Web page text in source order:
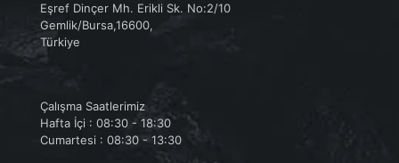
Eşref Dinçer Mh. Erikli Sk. No:2/10
Gemlik/Bursa,16600,
Türkiye
Çalışma Saatlerimiz
Hafta İçi : 08:30 - 18:30
Cumartesi : 08:30 - 13:30